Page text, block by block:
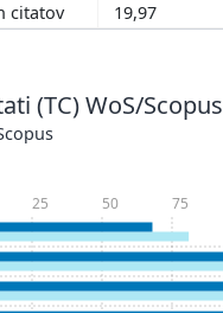
19,97
(TC) WoS/Scopus
25 50 75